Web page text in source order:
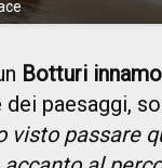
Botturi
paesaggi,
visto passare